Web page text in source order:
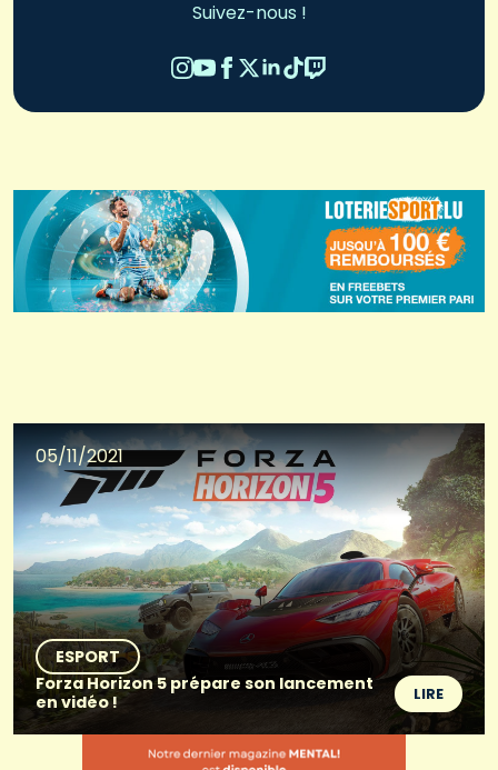
Suivez-nous !
05/11/2021
ESPORT
Forza Horizon 5 prépare son lancement
en vidéo !
LIRE